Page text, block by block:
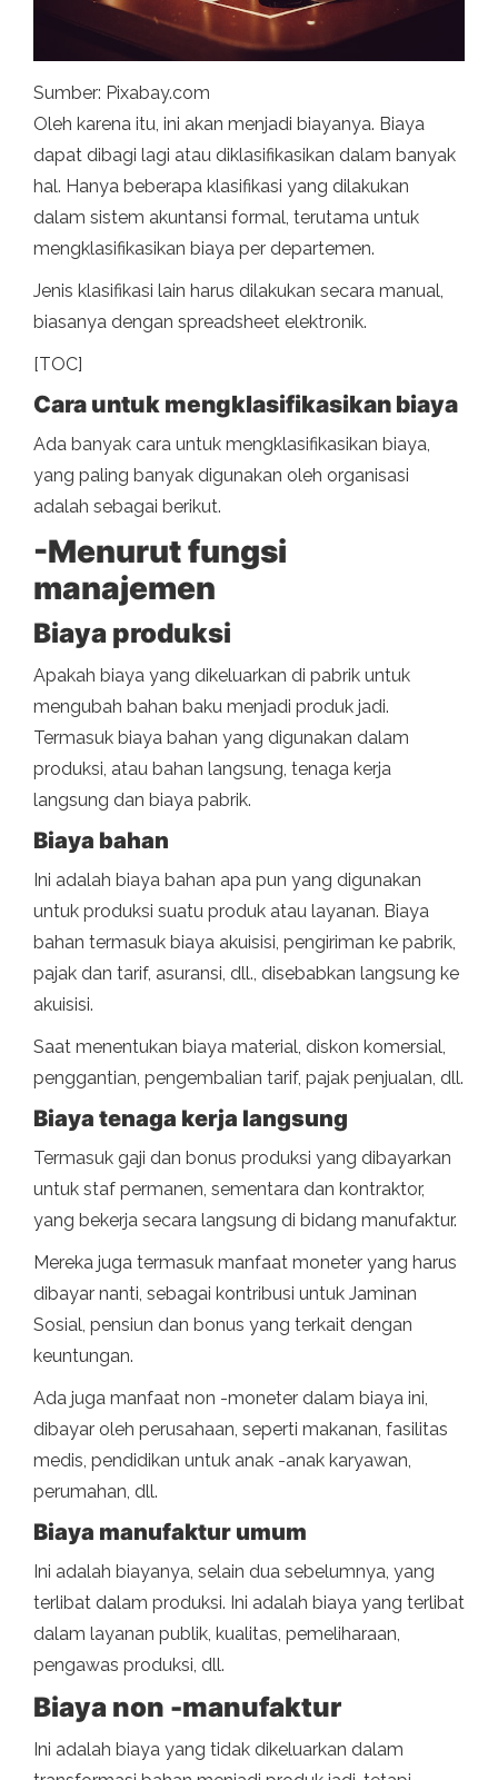
Sumber: Pixabay.com
Oleh karena itu, ini akan menjadi biayanya. Biaya
dapat dibagi lagi atau diklasifikasikan dalam banyak
hal. Hanya beberapa klasifikasi yang dilakukan
dalam sistem akuntansi formal, terutama untuk
mengklasifikasikan biaya per departemen.
Jenis klasifikasi lain harus dilakukan secara manual,
biasanya dengan spreadsheet elektronik.
[TOC]
Cara untuk mengklasifikasikan biaya
Ada banyak cara untuk mengklasifikasikan biaya,
yang paling banyak digunakan oleh organisasi
adalah sebagai berikut.
-Menurut fungsi
manajemen
Biaya produksi
Apakah biaya yang dikeluarkan di pabrik untuk
mengubah bahan baku menjadi produk jadi.
Termasuk biaya bahan yang digunakan dalam
produksi, atau bahan langsung, tenaga kerja
langsung dan biaya pabrik.
Biaya bahan
Ini adalah biaya bahan apa pun yang digunakan
untuk produksi suatu produk atau layanan. Biaya
bahan termasuk biaya akuisisi, pengiriman ke pabrik,
pajak dan tarif, asuransi, dll., disebabkan langsung ke
akuisisi.
Saat menentukan biaya material, diskon komersial,
penggantian, pengembalian tarif, pajak penjualan, dll.
Biaya tenaga kerja langsung
Termasuk gaji dan bonus produksi yang dibayarkan
untuk staf permanen, sementara dan kontraktor,
yang bekerja secara langsung di bidang manufaktur.
Mereka juga termasuk manfaat moneter yang harus
dibayar nanti, sebagai kontribusi untuk Jaminan
Sosial, pensiun dan bonus yang terkait dengan
keuntungan.
Ada juga manfaat non -moneter dalam biaya ini,
dibayar oleh perusahaan, seperti makanan, fasilitas
medis, pendidikan untuk anak -anak karyawan,
perumahan, dll.
Biaya manufaktur umum
Ini adalah biayanya, selain dua sebelumnya, yang
terlibat dalam produksi. Ini adalah biaya yang terlibat
dalam layanan publik, kualitas, pemeliharaan,
pengawas produksi, dll.
Biaya non -manufaktur
Ini adalah biaya yang tidak dikeluarkan dalam